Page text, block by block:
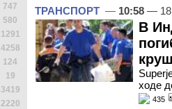
747
580
1291
4258
124
19
3419
2220
ТРАНСПОРТ — 10:58 —
В
ходе
435